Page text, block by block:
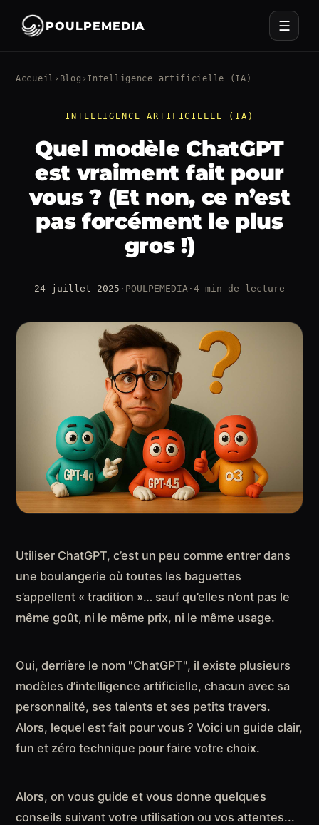
POULPEMEDIA ☰
Accueil › Blog › Intelligence artificielle (IA)
INTELLIGENCE ARTIFICIELLE (IA)
Quel modèle ChatGPT
est vraiment fait pour
vous ? (Et non, ce n’est
pas forcément le plus
gros !)
24 juillet 2025 · POULPEMEDIA · 4 min de lecture
Utiliser ChatGPT, c’est un peu comme entrer dans
une boulangerie où toutes les baguettes
s’appellent « tradition »… sauf qu’elles n’ont pas le
même goût, ni le même prix, ni le même usage.
Oui, derrière le nom "ChatGPT", il existe plusieurs
modèles d’intelligence artificielle, chacun avec sa
personnalité, ses talents et ses petits travers.
Alors, lequel est fait pour vous ? Voici un guide clair,
fun et zéro technique pour faire votre choix.
Alors, on vous guide et vous donne quelques
conseils suivant votre utilisation ou vos attentes...